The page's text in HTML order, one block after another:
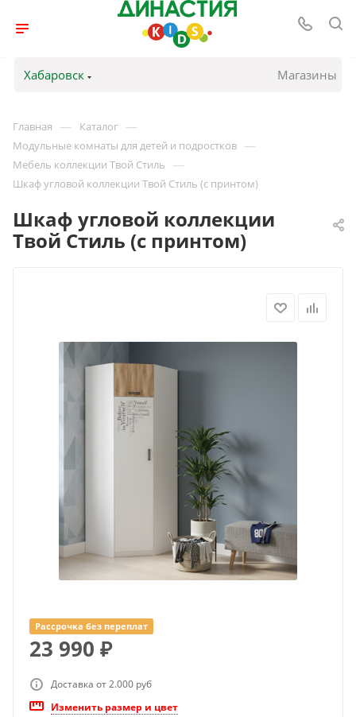
Хабаровск Магазины
Главная — Каталог —
Модульные комнаты для детей и подростков —
Мебель коллекции Твой Стиль —
Шкаф угловой коллекции Твой Стиль (с принтом)
Шкаф угловой коллекции
Твой Стиль (с принтом)
Рассрочка без переплат
23 990 ₽
Доставка от 2.000 руб
Изменить размер и цвет